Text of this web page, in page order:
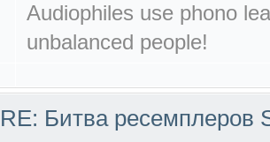
Audiophiles use phono
unbalanced people!
RE: Битва ресемплеров